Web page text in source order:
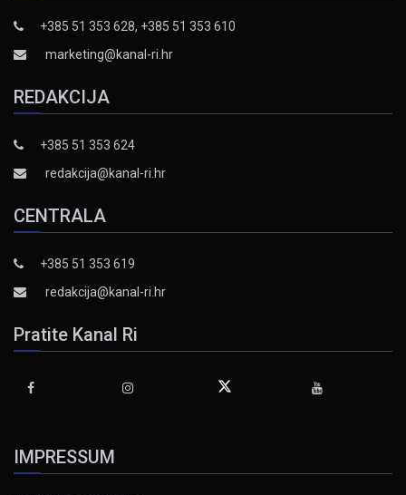
+385 51 353 628, +385 51 353 610
marketing@kanal-ri.hr
REDAKCIJA
+385 51 353 624
redakcija@kanal-ri.hr
CENTRALA
+385 51 353 619
redakcija@kanal-ri.hr
Pratite Kanal Ri
IMPRESSUM